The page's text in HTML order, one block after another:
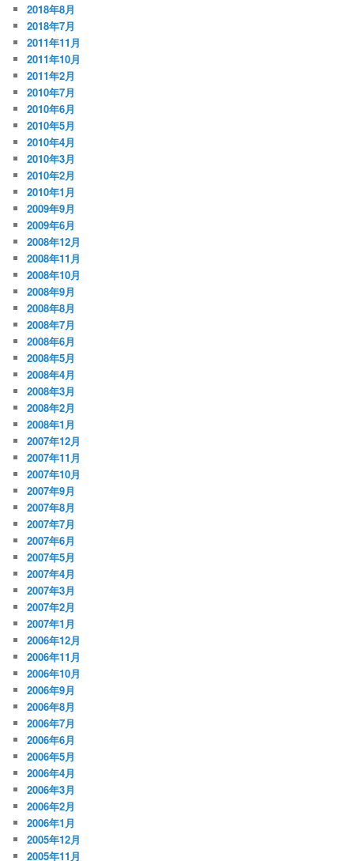
2018年8月
2018年7月
2011年11月
2011年10月
2011年2月
2010年7月
2010年6月
2010年5月
2010年4月
2010年3月
2010年2月
2010年1月
2009年9月
2009年6月
2008年12月
2008年11月
2008年10月
2008年9月
2008年8月
2008年7月
2008年6月
2008年5月
2008年4月
2008年3月
2008年2月
2008年1月
2007年12月
2007年11月
2007年10月
2007年9月
2007年8月
2007年7月
2007年6月
2007年5月
2007年4月
2007年3月
2007年2月
2007年1月
2006年12月
2006年11月
2006年10月
2006年9月
2006年8月
2006年7月
2006年6月
2006年5月
2006年4月
2006年3月
2006年2月
2006年1月
2005年12月
2005年11月